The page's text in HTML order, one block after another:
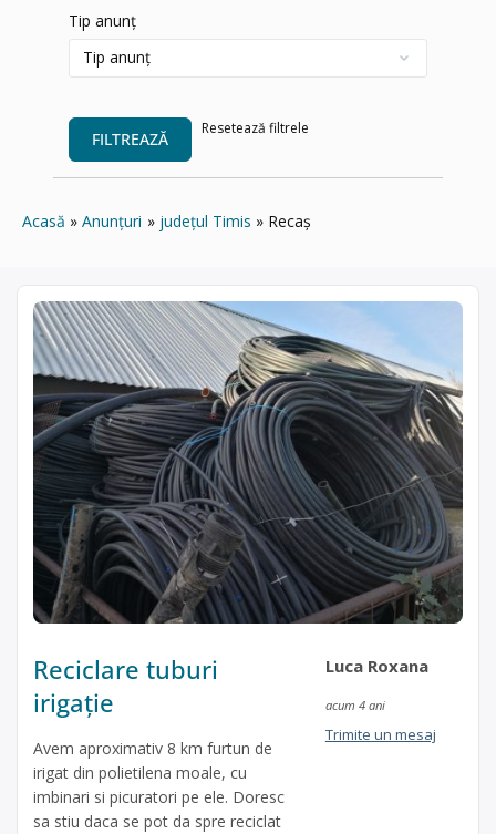
Tip anunț
FILTREAZĂ
Resetează filtrele
Acasă Anunțuri județul Timis Recaș
Reciclare tuburi
irigație
Avem aproximativ 8 km furtun de
irigat din polietilena moale, cu
imbinari si picuratori pe ele. Doresc
sa stiu daca se pot da spre reciclat
Luca Roxana
acum 4 ani
Trimite un mesaj